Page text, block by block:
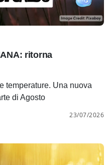
ritorna
temperature. Una nuova
di Agosto
23/07/2026